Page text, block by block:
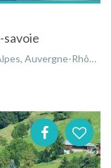
savoie
Rhône-Alpes, France